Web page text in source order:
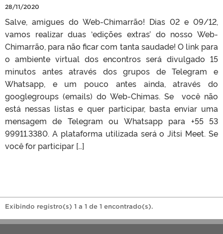
28/11/2020
Salve, amigues do Web-Chimarrão! Dias 02 e 09/12,
vamos realizar duas ‘edições extras’ do nosso Web-
Chimarrão, para não ficar com tanta saudade! O link para
o ambiente virtual dos encontros será divulgado 15
minutos antes através dos grupos de Telegram e
Whatsapp, e um pouco antes ainda, através do
googlegroups (emails) do Web-Chimas. Se você não
está nessas listas e quer participar, basta enviar uma
mensagem de Telegram ou Whatsapp para +55 53
99911.3380. A plataforma utilizada será o Jitsi Meet. Se
você for participar […]
Exibindo registro(s) 1 a 1 de 1 encontrado(s).